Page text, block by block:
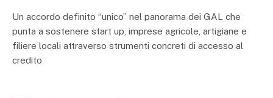
Un accordo definito “unico” nel panorama dei GAL che
punta a sostenere start up, imprese agricole, artigiane e
filiere locali attraverso strumenti concreti di accesso al
credito